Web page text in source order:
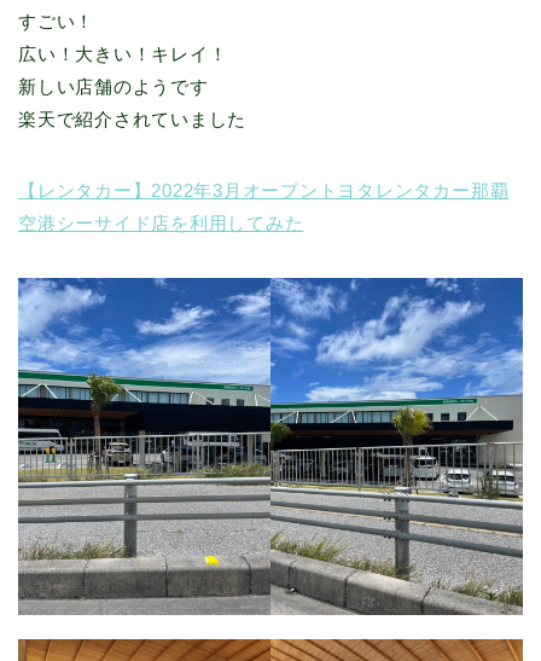
すごい！
広い！大きい！キレイ！
新しい店舗のようです
楽天で紹介されていました
【レンタカー】2022年3月オープントヨタレンタカー那覇
空港シーサイド店を利用してみた